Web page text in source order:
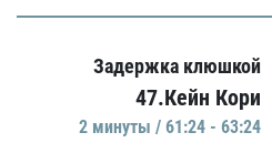
Задержка клюшкой
47.Кейн Кори
2 минуты / 61:24 - 63:24